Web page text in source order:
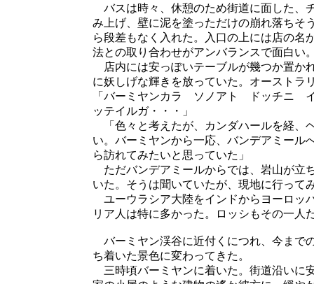
バスは時々、休憩のため街道に面した、
み上げ、壁に泥を塗っただけの崩れ落ちそ
ら段差もなく入れた。入口の上には店の名
法との取り合わせがアンバランスで面白い
店内には安っぽいテーブルが幾つか置か
に妖しげな輝きを放っていた。オーストラ
「バーミヤンカラ ソノアト ドッチニ
ッテイルガ・・・」
「色々と考えたが、カンダハールを経、
い。バーミヤンから一応、バンデアミール
ら訪れてみたいと思っていた」
ただバンデアミールからでは、岩山が立
いた。そうは聞いていたが、現地に行って
ユーウラシア大陸をインドからヨーロッ
リア人は特に多かった。ロッシもその一人
バーミヤン渓谷に近付くにつれ、今まで
ち着いた景色に変わってきた。
三時頃バーミヤンに着いた。街道沿いに